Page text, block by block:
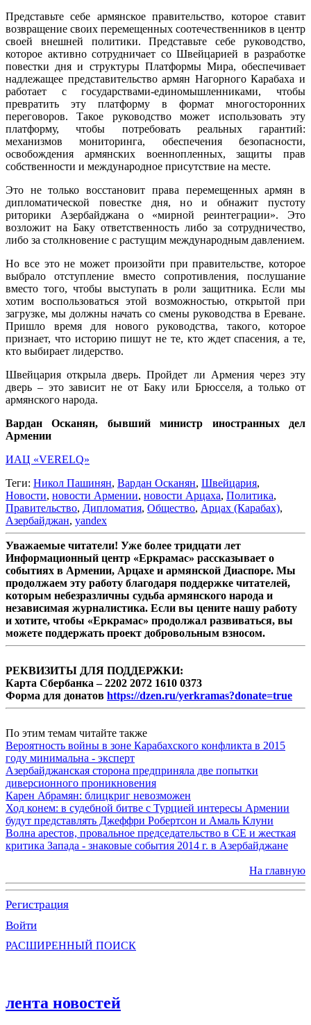
Представьте себе армянское правительство, которое ставит
возвращение своих перемещенных соотечественников в центр
своей внешней политики. Представьте себе руководство,
которое активно сотрудничает со Швейцарией в разработке
повестки дня и структуры Платформы Мира, обеспечивает
надлежащее представительство армян Нагорного Карабаха и
работает с государствами-единомышленниками, чтобы
превратить эту платформу в формат многосторонних
переговоров. Такое руководство может использовать эту
платформу, чтобы потребовать реальных гарантий:
механизмов мониторинга, обеспечения безопасности,
освобождения армянских военнопленных, защиты прав
собственности и международное присутствие на месте.
Это не только восстановит права перемещенных армян в
дипломатической повестке дня, но и обнажит пустоту
риторики Азербайджана о «мирной реинтеграции». Это
возложит на Баку ответственность либо за сотрудничество,
либо за столкновение с растущим международным давлением.
Но все это не может произойти при правительстве, которое
выбрало отступление вместо сопротивления, послушание
вместо того, чтобы выступать в роли защитника. Если мы
хотим воспользоваться этой возможностью, открытой при
загрузке, мы должны начать со смены руководства в Ереване.
Пришло время для нового руководства, такого, которое
признает, что историю пишут не те, кто ждет спасения, а те,
кто выбирает лидерство.
Швейцария открыла дверь. Пройдет ли Армения через эту
дверь – это зависит не от Баку или Брюсселя, а только от
армянского народа.
Вардан Осканян, бывший министр иностранных дел
Армении
ИАЦ «VERELQ»
Теги: Никол Пашинян, Вардан Осканян, Швейцария,
Новости, новости Армении, новости Арцаха, Политика,
Правительство, Дипломатия, Общество, Арцах (Карабах),
Азербайджан, yandex
Уважаемые читатели! Уже более тридцати лет
Информационный центр «Еркрамас» рассказывает о
событиях в Армении, Арцахе и армянской Диаспоре. Мы
продолжаем эту работу благодаря поддержке читателей,
которым небезразличны судьба армянского народа и
независимая журналистика. Если вы цените нашу работу
и хотите, чтобы «Еркрамас» продолжал развиваться, вы
можете поддержать проект добровольным взносом.
РЕКВИЗИТЫ ДЛЯ ПОДДЕРЖКИ:
Карта Сбербанка – 2202 2072 1610 0373
Форма для донатов https://dzen.ru/yerkramas?donate=true
По этим темам читайте также
Вероятность войны в зоне Карабахского конфликта в 2015
году минимальна - эксперт
Азербайджанская сторона предприняла две попытки
диверсионного проникновения
Карен Абрамян: блицкриг невозможен
Ход конем: в судебной битве с Турцией интересы Армении
будут представлять Джеффри Робертсон и Амаль Клуни
Волна арестов, провальное председательство в СЕ и жесткая
критика Запада - знаковые события 2014 г. в Азербайджане
На главную
Регистрация
Войти
РАСШИРЕННЫЙ ПОИСК
лента новостей